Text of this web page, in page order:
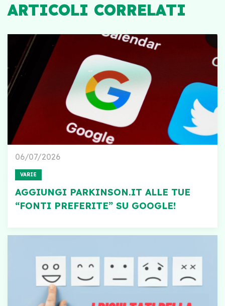
ARTICOLI CORRELATI
06/07/2026
VARIE
AGGIUNGI PARKINSON.IT ALLE TUE
“FONTI PREFERITE” SU GOOGLE!